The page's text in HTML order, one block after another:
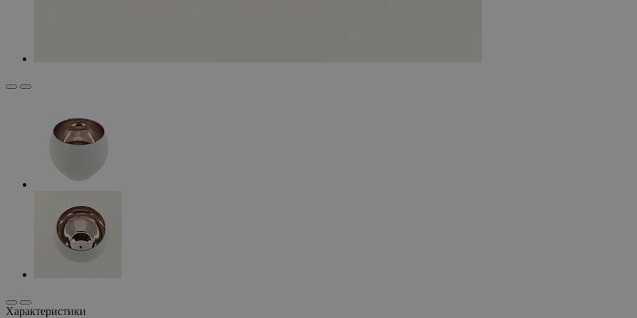
Характеристики